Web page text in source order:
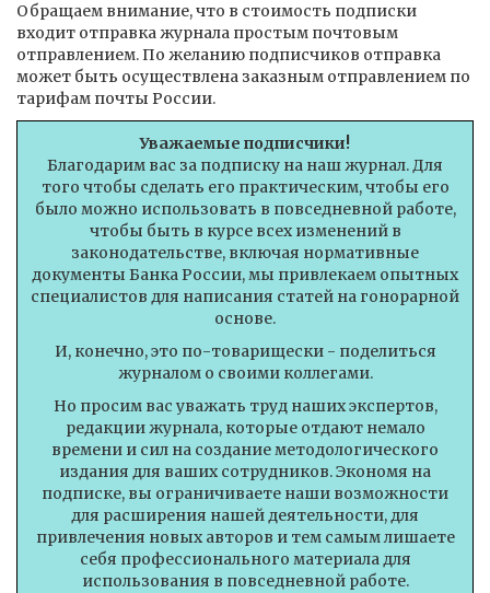
Обращаем внимание, что в стоимость подписки
входит отправка журнала простым почтовым
отправлением. По желанию подписчиков отправка
может быть осуществлена заказным отправлением по
тарифам почты России.
Уважаемые подписчики!
Благодарим вас за подписку на наш журнал. Для
того чтобы сделать его практическим, чтобы его
было можно использовать в повседневной работе,
чтобы быть в курсе всех изменений в
законодательстве, включая нормативные
документы Банка России, мы привлекаем опытных
специалистов для написания статей на гонорарной
основе.
И, конечно, это по-товарищески - поделиться
журналом о своими коллегами.
Но просим вас уважать труд наших экспертов,
редакции журнала, которые отдают немало
времени и сил на создание методологического
издания для ваших сотрудников. Экономя на
подписке, вы ограничиваете наши возможности
для расширения нашей деятельности, для
привлечения новых авторов и тем самым лишаете
себя профессионального материала для
использования в повседневной работе.